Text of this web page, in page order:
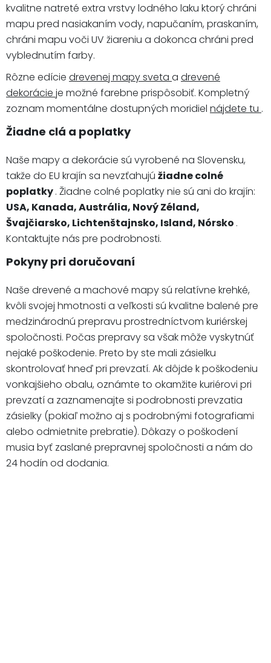
kvalitne natreté extra vrstvy lodného laku ktorý chráni
mapu pred nasiakaním vody, napučaním, praskaním,
chráni mapu voči UV žiareniu a dokonca chráni pred
vyblednutím farby.
Rôzne edície drevenej mapy sveta a drevené
dekorácie je možné farebne prispôsobiť. Kompletný
zoznam momentálne dostupných moridiel nájdete tu .
Žiadne clá a poplatky
Naše mapy a dekorácie sú vyrobené na Slovensku,
takže do EU krajín sa nevzťahujú žiadne colné
poplatky. Žiadne colné poplatky nie sú ani do krajín:
USA, Kanada, Austrália, Nový Zéland,
Švajčiarsko, Lichtenštajnsko, Island, Nórsko .
Kontaktujte nás pre podrobnosti.
Pokyny pri doručovaní
Naše drevené a machové mapy sú relatívne krehké,
kvôli svojej hmotnosti a veľkosti sú kvalitne balené pre
medzinárodnú prepravu prostredníctvom kuriérskej
spoločnosti. Počas prepravy sa však môže vyskytnúť
nejaké poškodenie. Preto by ste mali zásielku
skontrolovať hneď pri prevzatí. Ak dôjde k poškodeniu
vonkajšieho obalu, oznámte to okamžite kuriérovi pri
prevzatí a zaznamenajte si podrobnosti prevzatia
zásielky (pokiaľ možno aj s podrobnými fotografiami
alebo odmietnite prebratie). Dôkazy o poškodení
musia byť zaslané prepravnej spoločnosti a nám do
24 hodín od dodania.